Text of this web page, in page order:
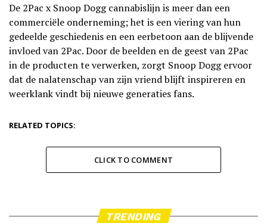
De 2Pac x Snoop Dogg cannabislijn is meer dan een
commerciële onderneming; het is een viering van hun
gedeelde geschiedenis en een eerbetoon aan de blijvende
invloed van 2Pac. Door de beelden en de geest van 2Pac
in de producten te verwerken, zorgt Snoop Dogg ervoor
dat de nalatenschap van zijn vriend blijft inspireren en
weerklank vindt bij nieuwe generaties fans.
RELATED TOPICS:
CLICK TO COMMENT
TRENDING